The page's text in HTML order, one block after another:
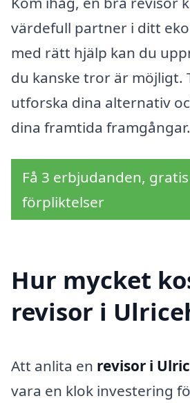
värdefull partner i ditt
med rätt hjälp kan du
du kanske tror är möjligt.
utforska dina alternativ
dina framtida framgångar.
Få 3 erbjudanden,
förpliktelser
Hur mycket
revisor i
Att anlita en revisor i
vara en klok investering